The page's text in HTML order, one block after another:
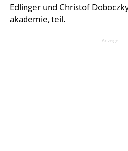
Edlin­ger und Chris­tof
aka­de­mie, teil.
Anzei­ge